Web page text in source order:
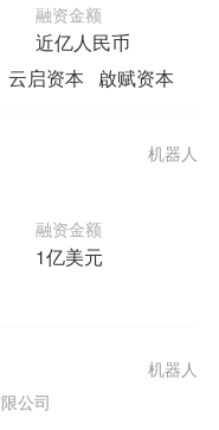
融资金额
近亿人民币
云启资本 啟赋资本
融资金额
1亿美元
机器人
公司
机器人